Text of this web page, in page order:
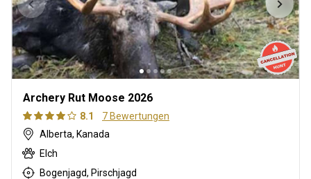
Archery Rut Moose 2026
8.1
7 Bewertungen
Alberta, Kanada
Elch
Bogenjagd, Pirschjagd